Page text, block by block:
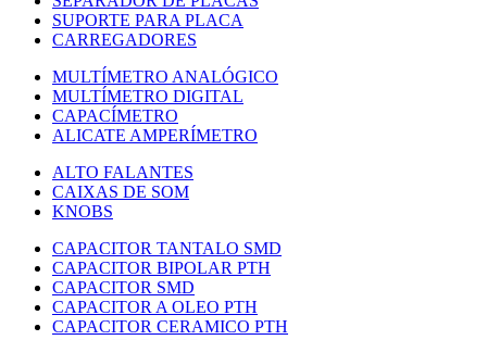
SUPORTE PARA PLACA
CARREGADORES
MULTÍMETRO ANALÓGICO
MULTÍMETRO DIGITAL
CAPACÍMETRO
ALICATE AMPERÍMETRO
ALTO FALANTES
CAIXAS DE SOM
KNOBS
CAPACITOR TANTALO SMD
CAPACITOR BIPOLAR PTH
CAPACITOR SMD
CAPACITOR A OLEO PTH
CAPACITOR CERAMICO PTH